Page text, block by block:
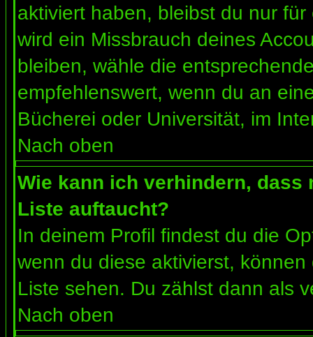
aktiviert haben, bleibst du nur
wird ein Missbrauch deines
bleiben, wähle die
empfehlenswert, wenn du an
Bücherei oder Universität, im
Nach oben
Wie kann ich verhindern, dass
Liste auftaucht?
In deinem Profil findest du die
wenn du diese aktivierst,
Liste sehen. Du zählst dann als
Nach oben